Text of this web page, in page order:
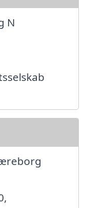
N